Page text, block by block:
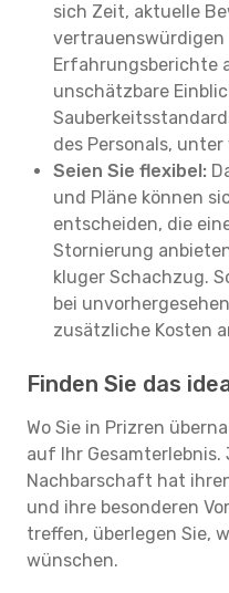
sich Zeit, aktuelle
vertrauenswürdigen
Erfahrungsberichte
unschätzbare
des Personals,
Seien Sie flexibel:
und Pläne können
entscheiden, die
Stornierung
kluger Schachzug.
bei
zusätzliche Kosten
Finden Sie das
Wo Sie in Prizren
auf Ihr
Nachbarschaft hat
und ihre besonderen
treffen, überlegen Sie,
wünschen.